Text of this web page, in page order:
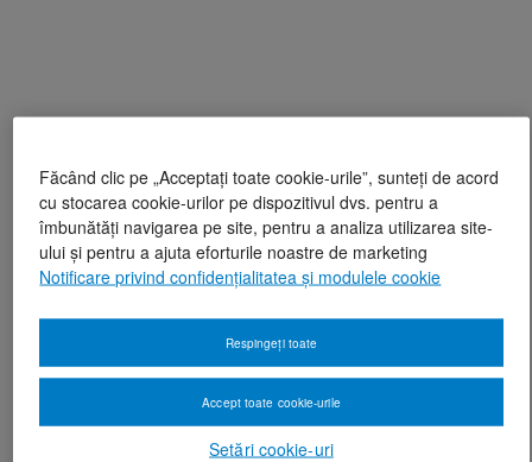
Făcând clic pe „Acceptați toate cookie-urile”, sunteți de acord
cu stocarea cookie-urilor pe dispozitivul dvs. pentru a
îmbunătăți navigarea pe site, pentru a analiza utilizarea site-
ului și pentru a ajuta eforturile noastre de marketing
Notificare privind confidențialitatea și modulele cookie
Setări cookie-uri
Respingeți toate
Accept toate cookie-urile